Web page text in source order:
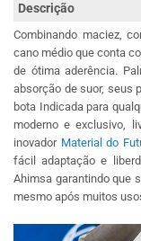
Descrição
Combinando maciez,
cano médio que conta
de ótima aderência.
absorção de suor, seus
bota Indicada para
moderno e exclusivo,
inovador Material do
fácil adaptação e
Ahimsa garantindo que
mesmo após muitos